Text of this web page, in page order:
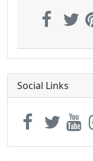
Social Links